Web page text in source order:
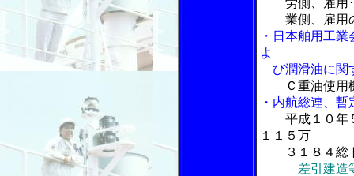
労側、雇用
業側、雇用の
・日本舶用工
よ
び潤滑油に関
Ｃ重油使用
・内航総連、
平成１０年
１１５万
３１８４総ト
差引建造等